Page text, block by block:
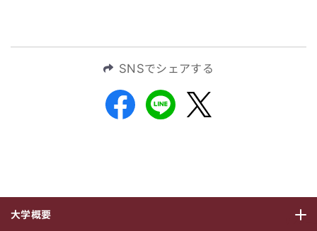
SNSでシェアする
大学概要
サブメニ